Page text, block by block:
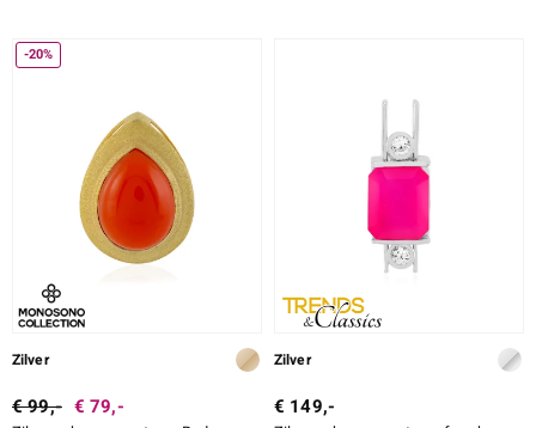
-20%
Zilver
€ 99,- € 79,-
Zilver
€ 149,-